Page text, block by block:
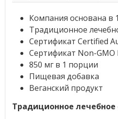
Компания основана в
Традиционное
Сертификат Certified
Сертификат Non-GMO
850 мг в 1 порции
Пищевая добавка
Веганский продукт
Традиционное лечебное